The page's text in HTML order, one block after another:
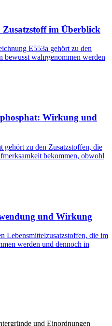
im Überblick
E553a gehört zu den
bewusst wahrgenommen werden
Wirkung und
gehört zu den Zusatzstoffen, die
bekommen, obwohl
und Wirkung
Lebensmittelzusatzstoffen, die im
werden und dennoch in
und Einordnungen